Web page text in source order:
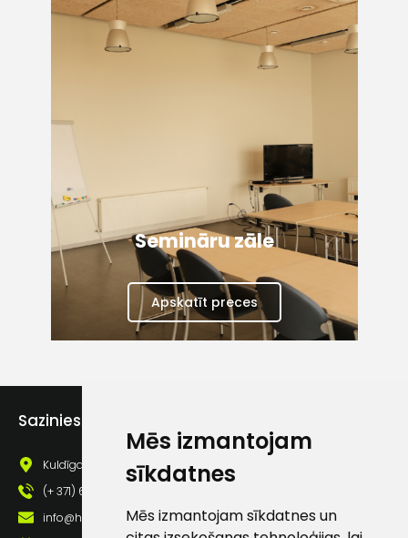
Mēs izmantojam
sīkdatnes
Mēs izmantojam sīkdatnes un
Semināru zāle
Apskatīt preces
Sazinies ar mums
Kuldīgas iela 69a, Saldus, Saldus nov., LV - 3801
(+ 371) 63 881 186
info@hards.lv